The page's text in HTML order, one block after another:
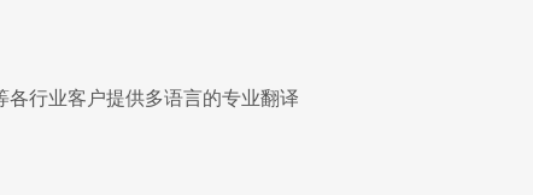
行业客户提供多语言的专业翻译